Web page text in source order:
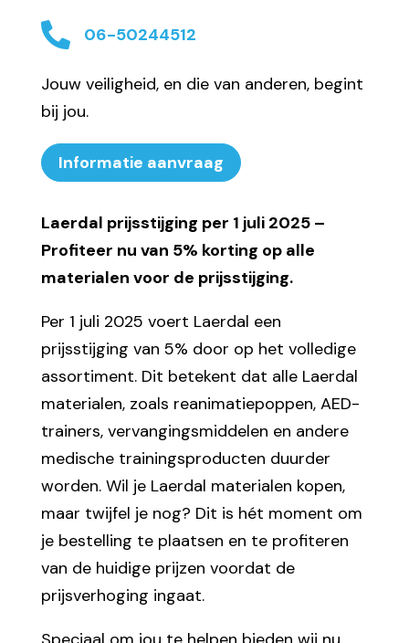
Laerdal prijsstijging per 1 juli 2025 –
Profiteer nu van 5% korting op alle
materialen voor de prijsstijging.
Per 1 juli 2025 voert Laerdal een
prijsstijging van 5% door op het volledige
assortiment. Dit betekent dat alle Laerdal
materialen, zoals reanimatiepoppen, AED-
trainers, vervangingsmiddelen en andere
medische trainingsproducten duurder
worden. Wil je Laerdal materialen kopen,
maar twijfel je nog? Dit is hét moment om
je bestelling te plaatsen en te profiteren
van de huidige prijzen voordat de
prijsverhoging ingaat.
 06-50244512
Jouw veiligheid, en die van anderen, begint
bij jou.
Informatie aanvraag